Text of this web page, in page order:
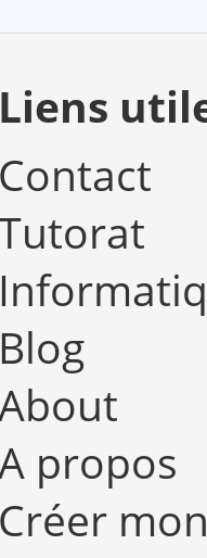
Liens
Contact
Blog
propos
Créer